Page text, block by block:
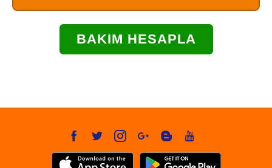
BAKIM HESAPLA